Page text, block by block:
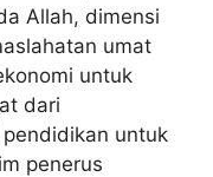
Allah, dimensi
umat
untuk
dari
untuk
penerus